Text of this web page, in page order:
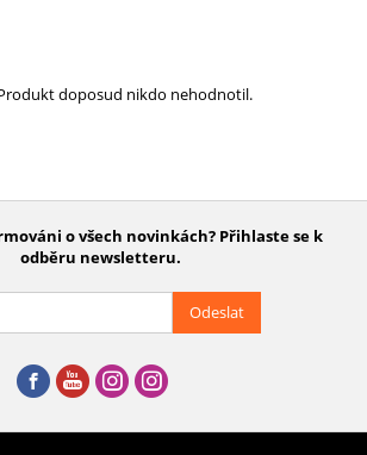
doposud nikdo nehodnotil.
o všech novinkách? Přihlaste se k
odběru newsletteru.
Odeslat